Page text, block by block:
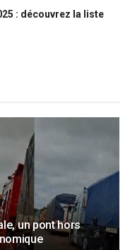
: découvrez la liste
un pont hors